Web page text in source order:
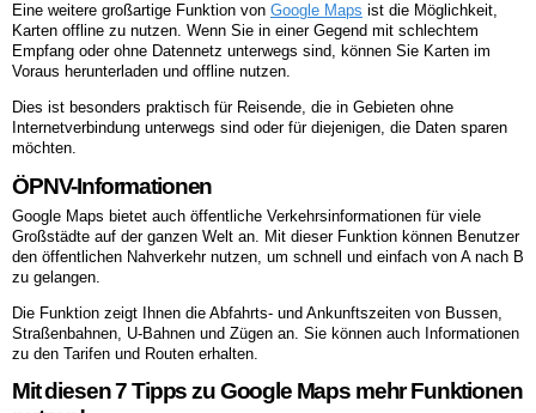
Eine weitere großartige Funktion von Google Maps ist die Möglichkeit,
Karten offline zu nutzen. Wenn Sie in einer Gegend mit schlechtem
Empfang oder ohne Datennetz unterwegs sind, können Sie Karten im
Voraus herunterladen und offline nutzen.
Dies ist besonders praktisch für Reisende, die in Gebieten ohne
Internetverbindung unterwegs sind oder für diejenigen, die Daten sparen
möchten.
ÖPNV-Informationen
Google Maps bietet auch öffentliche Verkehrsinformationen für viele
Großstädte auf der ganzen Welt an. Mit dieser Funktion können Benutzer
den öffentlichen Nahverkehr nutzen, um schnell und einfach von A nach B
zu gelangen.
Die Funktion zeigt Ihnen die Abfahrts- und Ankunftszeiten von Bussen,
Straßenbahnen, U-Bahnen und Zügen an. Sie können auch Informationen
zu den Tarifen und Routen erhalten.
Mit diesen 7 Tipps zu Google Maps mehr Funktionen